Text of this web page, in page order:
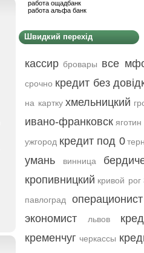
работа ощадбанк
работа альфа банк
Швидкий перехід
кассир бровары все
срочно кредит без
на картку хмельницкий
ивано-франковск яготин
ужгород кредит под 0
умань винница
кропивницкий кривой рог
павлоград
операционист
экономист
львов
кременчуг черкассы